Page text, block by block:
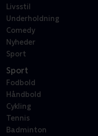
Livsstil
Underholdning
Comedy
Nyheder
Sport
Sport
Fodbold
Håndbold
Cykling
Tennis
Badminton